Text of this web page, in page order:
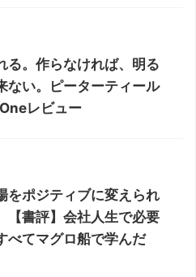
る。作らなければ、明る
ない。ピーターティール
レビュー
をポジティブに変えられ
【書評】会社人生で必要
べてマグロ船で学んだ